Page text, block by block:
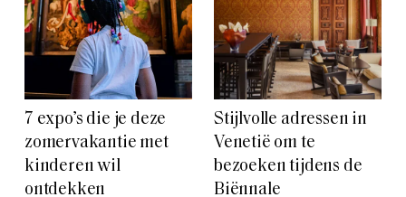
7 expo’s die je deze
zomervakantie met
kinderen wil
ontdekken
Stijlvolle adressen in
Venetië om te
bezoeken tijdens de
Biënnale